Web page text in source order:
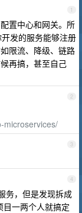
1
置中心和网关。所
发的服务能够注册
限流、降级、链路
再搞，甚至自己
2
microservices/
3
4
务，但是发现拆成
一两个人就搞定